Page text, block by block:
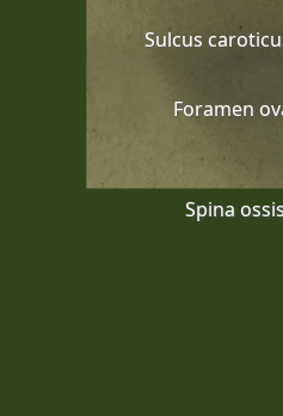
Foramen
Spina
Sulcus